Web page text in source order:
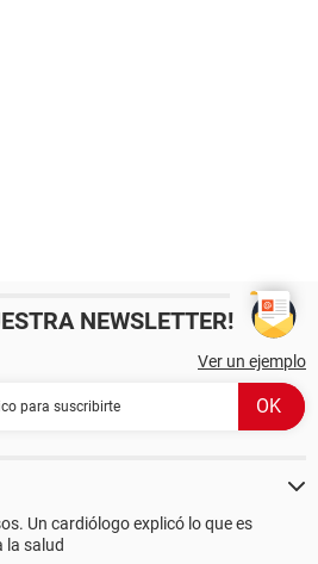
NEWSLETTER!
Ver un ejemplo
Un cardiólogo explicó lo que es
la salud